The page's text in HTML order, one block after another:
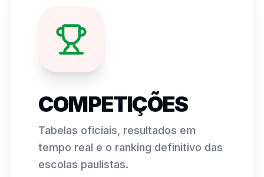
COMPETIÇÕES
Tabelas oficiais, resultados em
tempo real e o ranking definitivo das
escolas paulistas.